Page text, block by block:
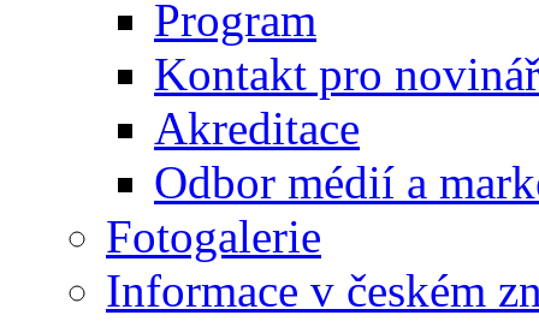
Program
Kontakt pro
Akreditace
Odbor médií a
Fotogalerie
Informace v českém